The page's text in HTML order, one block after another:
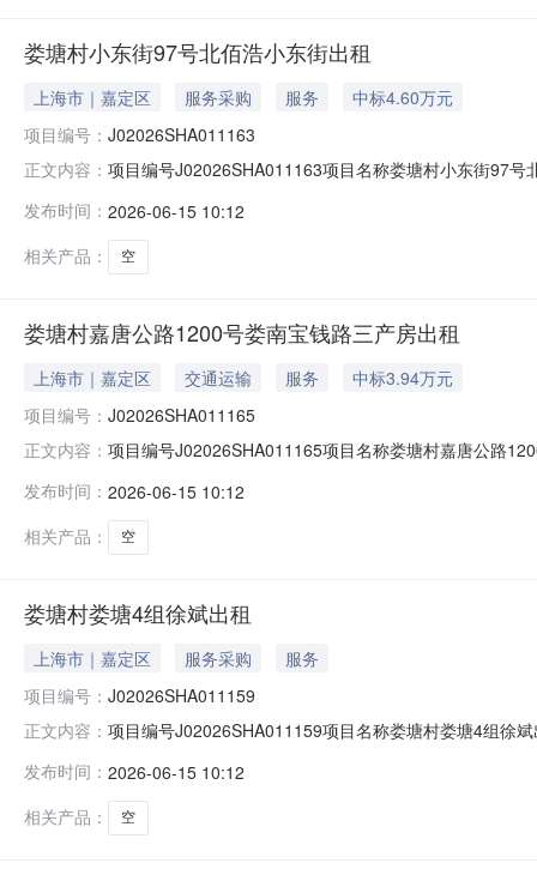
娄塘村小东街97号北佰浩小东街出租
上海市｜嘉定区 服务采购 服务
中标4.60万元
项目编号： J02026SHA011163
正文内容： 项目编号J02026SHA011163项目名称娄塘村小东街97
021-62657272-124）；联系地址（上海市云岭东路689
发布时间： 2026-06-15 10:12
相关产品：
空
娄塘村嘉唐公路1200号娄南宝钱路三产房出租
上海市｜嘉定区 交通运输 服务
中标3.94万元
项目编号： J02026SHA011165
正文内容： 项目编号J02026SHA011165项目名称娄塘村嘉唐公路
（赵老师021-62657272-124）；联系地址（上海市云岭
发布时间： 2026-06-15 10:12
相关产品：
空
娄塘村娄塘4组徐斌出租
上海市｜嘉定区 服务采购
服务
项目编号： J02026SHA011159
正文内容： 项目编号J02026SHA011159项目名称娄塘村娄塘4组徐
海市云岭东路689号1号楼）。反映情况须实事求是，提
发布时间： 2026-06-15 10:12
相关产品：
空